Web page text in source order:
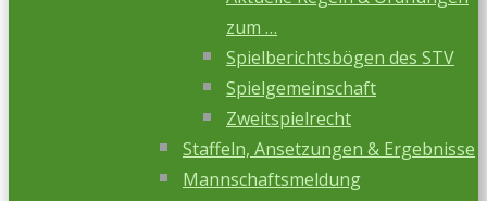
zum …
Spielberichtsbögen des STV
Spielgemeinschaft
Zweitspielrecht
Staffeln, Ansetzungen & Ergebnisse
Mannschaftsmeldung